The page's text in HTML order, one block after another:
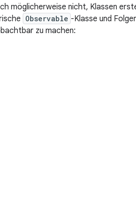
möglicherweise nicht, Klassen
Observable -Klasse und
zu machen: